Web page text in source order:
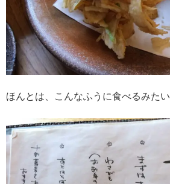
ほんとは、こんなふうに食べるみたい